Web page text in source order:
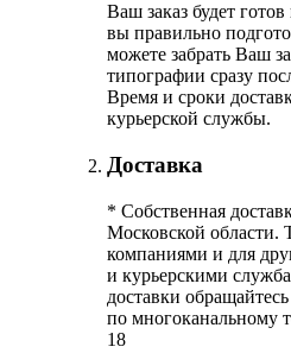
Ваш заказ будет
вы правильно
можете забрать Ваш
типографии сразу
Время и сроки
курьерской службы.
Доставка
* Собственная
Московской области.
компаниями и для
и курьерскими
доставки
по многоканальному
18